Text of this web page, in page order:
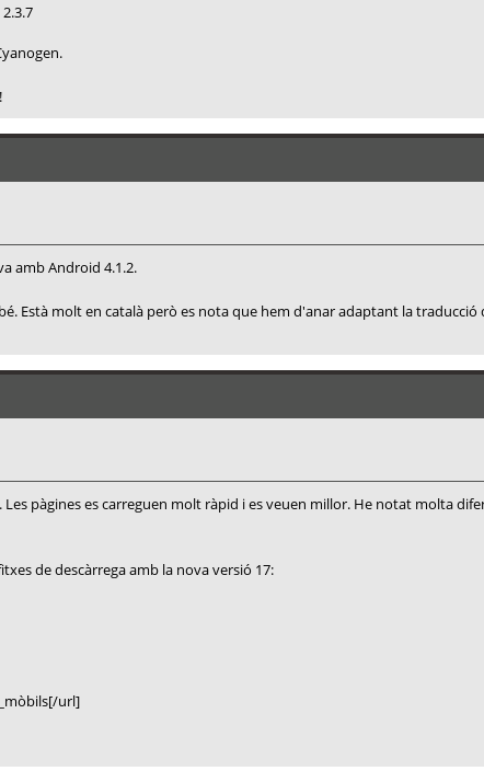
amb Android 4.1.2.
Està molt en català però es nota que hem d'anar adaptant la traducció
Les pàgines es carreguen molt ràpid i es veuen millor. He notat molta
de descàrrega amb la nova versió 17:
url]